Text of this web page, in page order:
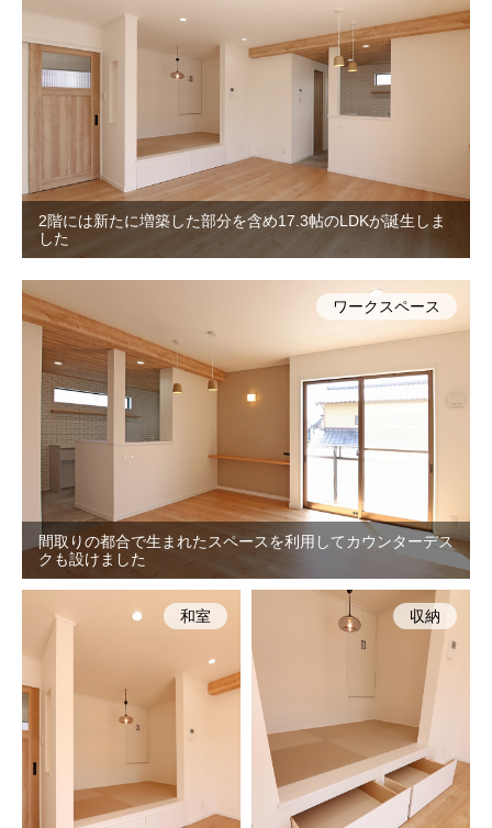
2階には新たに増築した部分を含め17.3帖のLDKが誕生しま
した
間取りの都合で生まれたスペースを利用してカウンターデス
クも設けました
ワークスペース
和室 収納